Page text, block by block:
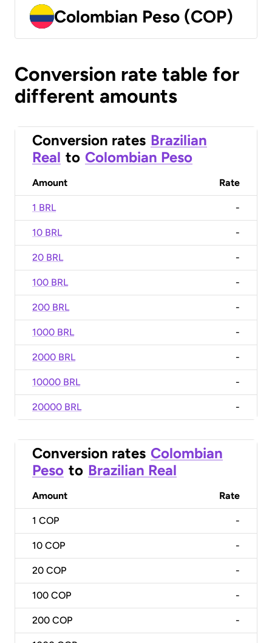
Colombian Peso (COP)
Conversion rate table for
different amounts
Conversion rates Brazilian
Real to Colombian Peso
Amount Rate
1 BRL -
10 BRL -
20 BRL -
100 BRL -
200 BRL -
1000 BRL -
2000 BRL -
10000 BRL -
20000 BRL -
Conversion rates Colombian
Peso to Brazilian Real
Amount Rate
1 COP -
10 COP -
20 COP -
100 COP -
200 COP -